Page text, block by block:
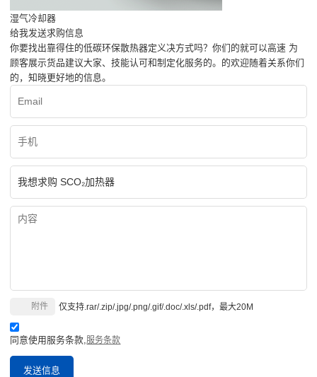
湿气冷却器
给我发送求购信息
你要找出靠得住的低碳环保散热器定义决方式吗？你们的就可以高速 为
顾客展示货品建议大家、技能认可和制定化服务的。的欢迎随着关系你们
的，知晓更好地的信息。
仅支持.rar/.zip/.jpg/.png/.gif/.doc/.xls/.pdf，最大20M
附件
同意使用服务条款,服务条款
发送信息